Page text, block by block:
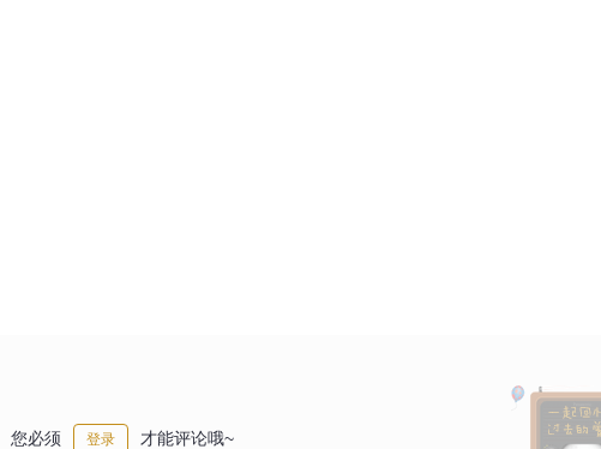
您必须 登录 才能评论哦~